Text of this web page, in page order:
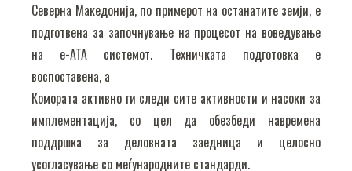
Северна Македонија, по примерот на останатите земји, е
подготвена за започнување на процесот на воведување
на е-ATA системот. Техничката подготовка е
воспоставена, а
Комората активно ги следи сите активности и насоки за
имплементација, со цел да обезбеди навремена
поддршка за деловната заедница и целосно
усогласување со меѓународните стандарди.